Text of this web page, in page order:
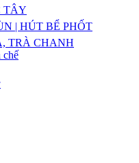
TÂY
| HÚT BỂ PHỐT
TRÀ CHANH
chế